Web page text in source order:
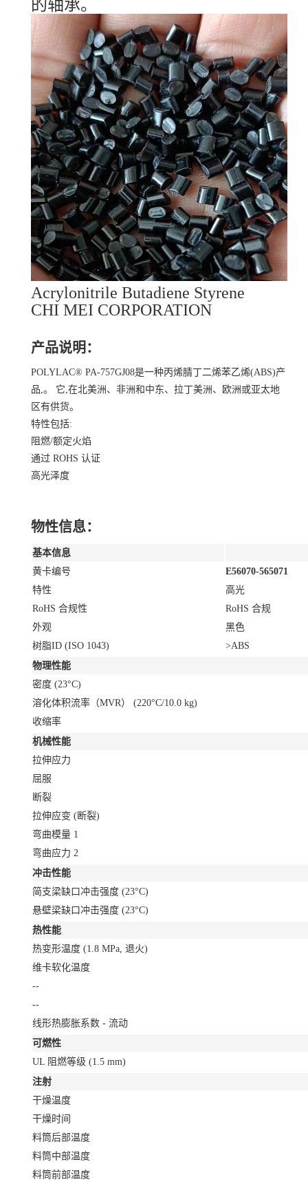
的轴承。
Acrylonitrile Butadiene Styrene
CHI MEI CORPORATION
产品说明：
POLYLAC® PA-757GJ08是一种丙烯腈丁二烯苯乙烯(ABS)产
品,。 它,在北美洲、非洲和中东、拉丁美洲、欧洲或亚太地
区有供货。
特性包括:
阻燃/额定火焰
通过 ROHS 认证
高光泽度
物性信息：
基本信息
黄卡编号
E56070-565071
特性
高光
RoHS 合规性
RoHS 合规
外观
黑色
树脂ID (ISO 1043)
>ABS
物理性能
密度 (23°C)
溶化体积流率（MVR） (220°C/10.0 kg)
收缩率
机械性能
拉伸应力
屈服
断裂
拉伸应变 (断裂)
弯曲模量 1
弯曲应力 2
冲击性能
简支梁缺口冲击强度 (23°C)
悬壁梁缺口冲击强度 (23°C)
热性能
热变形温度 (1.8 MPa, 退火)
维卡软化温度
--
--
线形热膨胀系数 - 流动
可燃性
UL 阻燃等级 (1.5 mm)
注射
干燥温度
干燥时间
料筒后部温度
料筒中部温度
料筒前部温度